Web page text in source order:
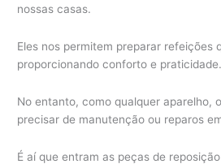
nossas casas.
Eles nos permitem preparar refeições
proporcionando conforto e praticidade.
No entanto, como qualquer aparelho,
precisar de manutenção ou reparos
É aí que entram as peças de